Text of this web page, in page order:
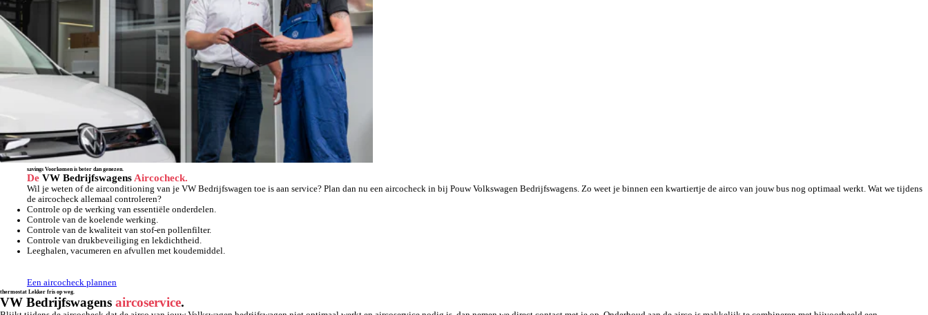
savingsVoorkomen is beter dan genezen.
De VW BedrijfswagensAircocheck.
Wil je weten of de airconditioning van je VW Bedrijfswagen toe is aan service? Plan dan nu een aircocheck in bij Pouw Volkswagen Bedrijfswagens. Zo weet je binnen een kwartiertje de airco van jouw bus nog optimaal werkt. Wat we tijdens
de aircocheck allemaal controleren?
Controle op de werking van essentiële onderdelen.
Controle van de koelende werking.
Controle van de kwaliteit van stof-en pollenfilter.
Controle van drukbeveiliging en lekdichtheid.
Leeghalen, vacumeren en afvullen met koudemiddel.
Een aircocheck plannen
thermostat Lekker fris op weg.
VW Bedrijfswagens aircoservice.